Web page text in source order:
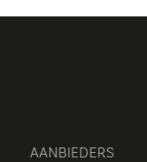
AANBIEDERS